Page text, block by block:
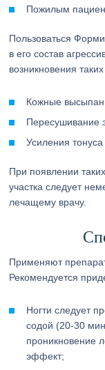
Пожилым
Пользоваться
в его состав
возникновения
Кожные
Пересушивание
Усиления
При появлении
участка следует
лечащему врачу.
Применяют
Рекомендуется
Ногти следует
содой (20-30
проникновение
эффект;